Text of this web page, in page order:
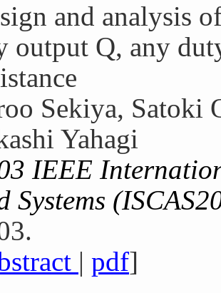
and analysis
output Q, any
Sekiya, Satoki
Yahagi
IEEE
Systems
| pdf]